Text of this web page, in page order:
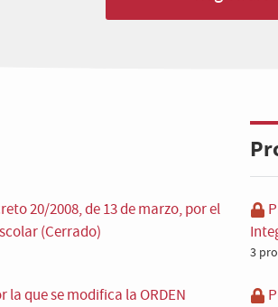
20/2008, de 13 de marzo, por el
(Cerrado)
la que se modifica la ORDEN
3